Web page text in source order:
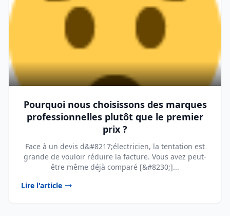
Pourquoi nous choisissons des marques
professionnelles plutôt que le premier
prix ?
Face à un devis d&#8217;électricien, la tentation est
grande de vouloir réduire la facture. Vous avez peut-
être même déjà comparé [&#8230;]...
Lire l'article